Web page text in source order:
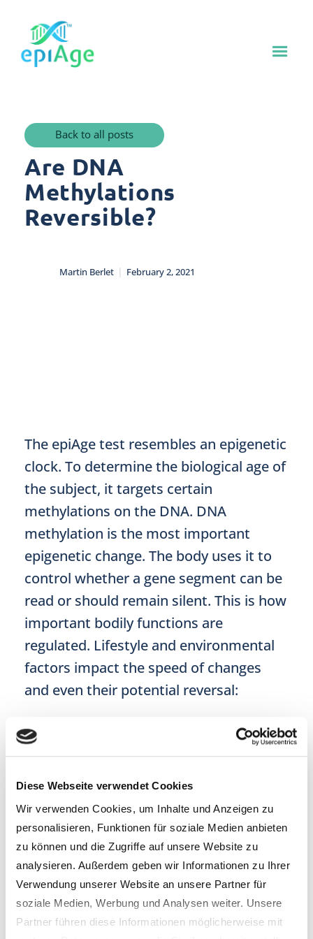
Diese Webseite verwendet Cookies
Wir verwenden Cookies, um Inhalte und Anzeigen zu
personalisieren, Funktionen für soziale Medien anbieten
zu können und die Zugriffe auf unsere Website zu
analysieren. Außerdem geben wir Informationen zu Ihrer
Verwendung unserer Website an unsere Partner für
soziale Medien, Werbung und Analysen weiter. Unsere
Partner führen diese Informationen möglicherweise mit
Back to all posts
Are DNA
Methylations
Reversible?
Martin Berlet | February 2, 2021
The epiAge test resembles an epigenetic
clock. To determine the biological age of
the subject, it targets certain
methylations on the DNA. DNA
methylation is the most important
epigenetic change. The body uses it to
control whether a gene segment can be
read or should remain silent. This is how
important bodily functions are
regulated. Lifestyle and environmental
factors impact the speed of changes
and even their potential reversal:
https://www.youtube.com/watch?
reload=9&v=Ob9D0QkjTeU
WRITTEN BY
Martin Berlet
Geschäftsführer epiAge Deutschland